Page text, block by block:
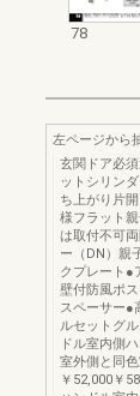
78
左ページから
玄関ドア必
ットシリン
ち上がり片
様フラット
は取付不可
ー（DN）親
クプレート●
壁付防風ポ
スペーサー●
ルセットグ
ドル室内側
室外側と同
￥52,000￥